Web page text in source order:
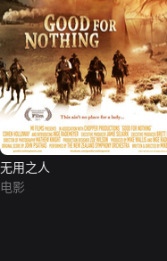
无用之人
电影